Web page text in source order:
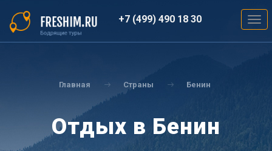
основному
содержанию
+7 (499) 490 18 30
Главная Страны Бенин
Отдых в Бенин